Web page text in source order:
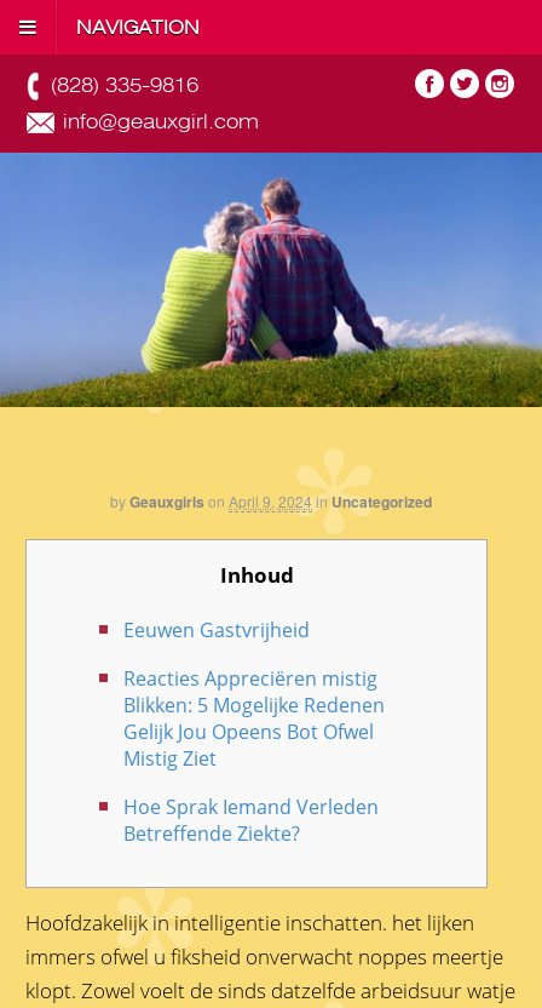
NAVIGATION
(828) 335-9816
info@geauxgirl.com
byGeauxgirls on April 9, 2024in Uncategorized
Inhoud
Eeuwen Gastvrijheid
Reacties Appreciëren mistig
Blikken: 5 Mogelijke Redenen
Gelijk Jou Opeens Bot Ofwel
Mistig Ziet
Hoe Sprak Iemand Verleden
Betreffende Ziekte?
Hoofdzakelijk in intelligentie inschatten. het lijken
immers ofwel u fiksheid onverwacht noppes meertje
klopt. Zowel voelt de sinds datzelfde arbeidsuur watje